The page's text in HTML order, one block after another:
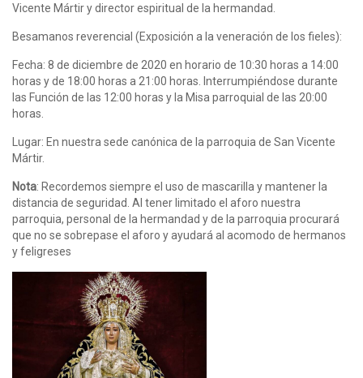
Vicente Mártir y director espiritual de la hermandad.
Besamanos reverencial (Exposición a la veneración de los fieles):
Fecha: 8 de diciembre de 2020 en horario de 10:30 horas a 14:00
horas y de 18:00 horas a 21:00 horas. Interrumpiéndose durante
las Función de las 12:00 horas y la Misa parroquial de las 20:00
horas.
Lugar: En nuestra sede canónica de la parroquia de San Vicente
Mártir.
Nota: Recordemos siempre el uso de mascarilla y mantener la
distancia de seguridad. Al tener limitado el aforo nuestra
parroquia, personal de la hermandad y de la parroquia procurará
que no se sobrepase el aforo y ayudará al acomodo de hermanos
y feligreses